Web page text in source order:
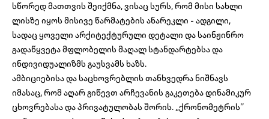
სწორედ მათთვის შეიქმნა, ვისაც სურს, რომ მისი სახლი
ლისზე იყოს მისივე წარმატების ანარეკლი - ადგილი,
სადაც ყოველი არქიტექტურული დეტალი და საინჟინრო
გადაწყვეტა მფლობელის მაღალ სტანდარტებსა და
ინდივიდუალიზმს გაუსვამს ხაზს.
ამბიციებისა და საცხოვრებლის თანხვედრა ნიშნავს
იმასაც, რომ აღარ გიწევთ არჩევანის გაკეთება დინამიკურ
ცხოვრებასა და პრივატულობას შორის. „ქრონომეტრის’’